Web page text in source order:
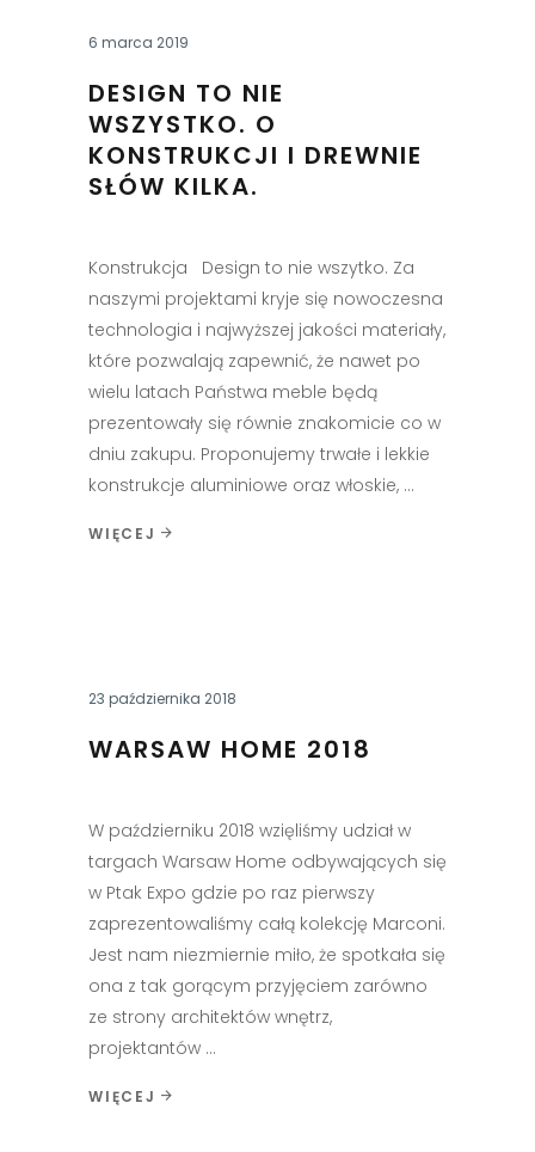
6 marca 2019
DESIGN TO NIE
WSZYSTKO. O
KONSTRUKCJI I DREWNIE
SŁÓW KILKA.
Konstrukcja Design to nie wszytko. Za
naszymi projektami kryje się nowoczesna
technologia i najwyższej jakości materiały,
które pozwalają zapewnić, że nawet po
wielu latach Państwa meble będą
prezentowały się równie znakomicie co w
dniu zakupu. Proponujemy trwałe i lekkie
konstrukcje aluminiowe oraz włoskie,
WIĘCEJ
23 października 2018
WARSAW HOME 2018
W październiku 2018 wzięliśmy udział w
targach Warsaw Home odbywających się
w Ptak Expo gdzie po raz pierwszy
zaprezentowaliśmy całą kolekcję Marconi.
Jest nam niezmiernie miło, że spotkała się
ona z tak gorącym przyjęciem zarówno
ze strony architektów wnętrz,
projektantów
WIĘCEJ